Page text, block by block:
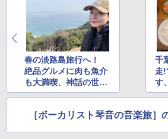
￥2,277
新しい日本地理 地
解く (講談社現代新
￥1,540
[キャンパーズコレ
広げるだけ パッとサ
ーティング フルクロ
簡単設置 ポップア
ュ(BC仕様) PATC-
￥9,990
広げるだけ パッと
イドプラス ブラッ
ーズ メッシュ 5人
Across やわらか保
1cm ソフト 2個セ
￥680
通気窓付き】収納袋
コンパクト
春の淡路島旅行へ！
絶品グルメに肉も魚介
も大満喫、神話の世界
へトリップ
千
走
す
夫
［ボーカリスト琴音の音楽旅］